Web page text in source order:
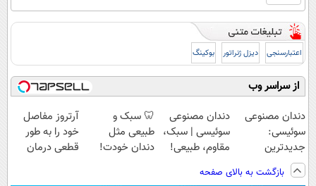
اعتبارسنجی دیزل ژنراتور بوکینگ
از سراسر وب
دندان مصنوعی
سوئیسی:
جدیدترین
فناوری اروپا،
سبک و مقاوم |
دندان مصنوعی
سوئیسی | سبک،
مقاوم، طبیعی!
رایگان+پرداخت
🦷 سبک و
طبیعی مثل
دندان خودت!
آرتروز مفاصل
خود را به طور
قطعی درمان
بازگشت به بالای صفحه